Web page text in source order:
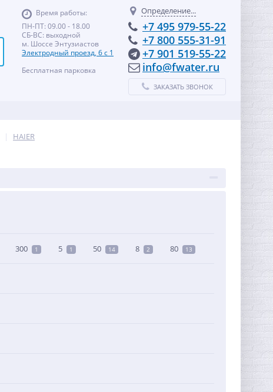
Время работы:
ПН-ПТ: 09.00 - 18.00
СБ-ВС: выходной
м. Шоссе Энтузиастов
Электродный проезд, 6 с 1
Бесплатная парковка
Определение...
+7 495 979-55-22
+7 800 555-31-91
+7 901 519-55-22
info@fwater.ru
ЗАКАЗАТЬ ЗВОНОК
HAIER
300 1 5 1 50 14 8 2 80 13